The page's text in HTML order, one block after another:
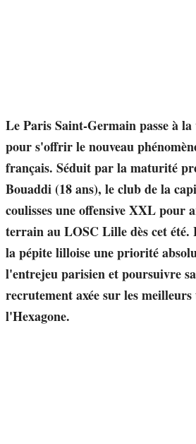
Le Paris Saint-Germain passe à la
pour s'offrir le nouveau
français. Séduit par la maturité
Bouaddi (18 ans), le club de la
coulisses une offensive XXL pour
terrain au LOSC Lille dès cet été.
la pépite lilloise une priorité
l'entrejeu parisien et poursuivre
recrutement axée sur les meilleurs
l'Hexagone.